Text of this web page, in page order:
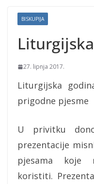
BISKUPIJA
27. lipnja 2017.
Liturgijska
prigodne pjesme
U privitku
prezentacije
pjesama koje
koristiti.